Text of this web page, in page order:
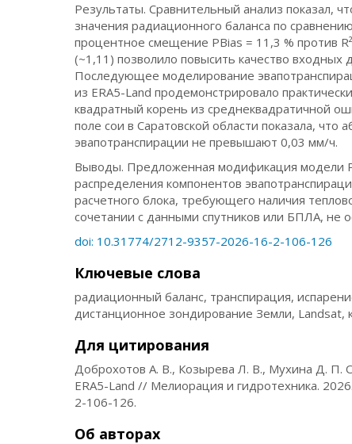
Результаты. Сравнительный анализ показал,
значения радиационного баланса по
процентное смещение PBias = 11,3 % против
(~1,11) позволило повысить качество входных
Последующее моделирование
из ERA5-Land продемонстрировало
квадратный корень из среднеквадратичной
поле сои в Саратовской области показала,
эвапотранспирации не превышают 0,03 мм/ч.
Выводы. Предложенная модификация модели
распределения компонентов
расчетного блока, требующего наличия
сочетании с данными спутников или БПЛА, не
doi: 10.31774/2712-9357-2026-16-2-106-126
Ключевые слова
радиационный баланс, транспирация,
дистанционное зондирование Земли, Landsat,
Для цитирования
Доброхотов А. В., Козырева Л. В., Мухина Д. П.
ERA5-Land // Мелиорация и гидротехника.
2-106-126.
Об авторах